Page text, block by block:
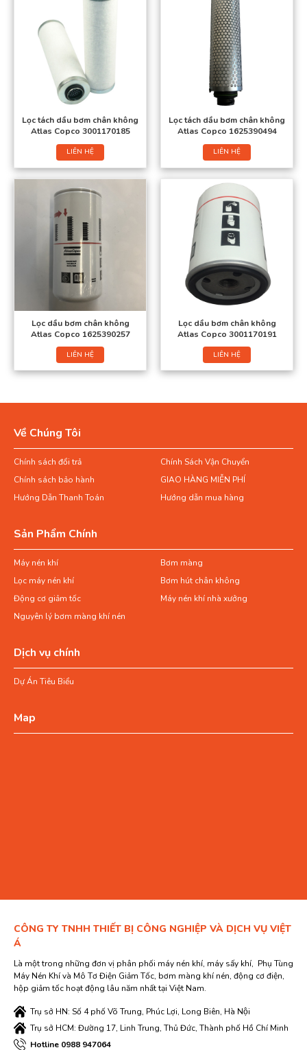
Lọc tách dầu bơm chân không
Atlas Copco 3001170185
LIÊN HỆ
Lọc tách dầu bơm chân không
Atlas Copco 1625390494
LIÊN HỆ
Lọc dầu bơm chân không
Atlas Copco 1625390257
LIÊN HỆ
Lọc dầu bơm chân không
Atlas Copco 3001170191
LIÊN HỆ
Về Chúng Tôi
Chính sách đổi trả
Chính Sách Vận Chuyển
Chính sách bảo hành
GIAO HÀNG MIỄN PHÍ
Hướng Dẫn Thanh Toán
Hướng dẫn mua hàng
Sản Phẩm Chính
Máy nén khí
Bơm màng
Lọc máy nén khí
Bơm hút chân không
Động cơ giảm tốc
Máy nén khí nhà xưởng
Nguyên lý bơm màng khí nén
Dịch vụ chính
Dự Án Tiêu Biểu
Map
CÔNG TY TNHH THIẾT BỊ CÔNG NGHIỆP VÀ DỊCH VỤ VIỆT
Á
Là một trong những đơn vị phân phối máy nén khí, máy sấy khí, Phụ Tùng
Máy Nén Khí và Mô Tơ Điện Giảm Tốc, bơm màng khí nén, động cơ điện,
hộp giảm tốc hoạt động lâu năm nhất tại Việt Nam.
Trụ sở HN: Số 4 phố Võ Trung, Phúc Lợi, Long Biên, Hà Nội
Trụ sở HCM: Đường 17, Linh Trung, Thủ Đức, Thành phố Hồ Chí Minh
Hotline 0988 947064